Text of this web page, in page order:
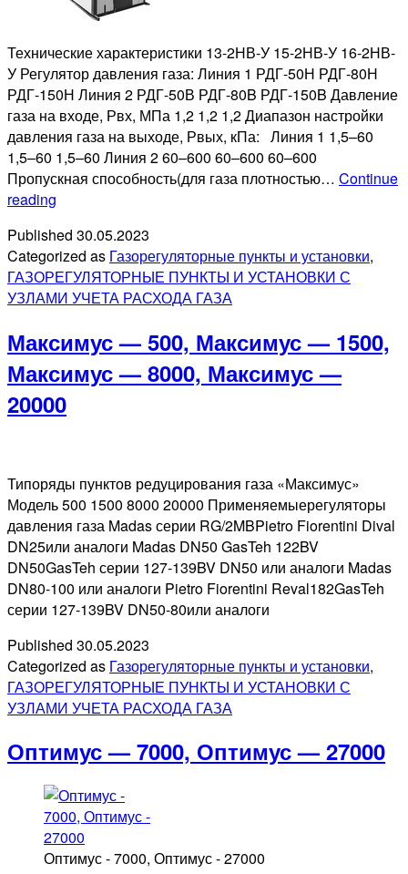
Технические характеристики 13-2НВ-У 15-2НВ-У 16-2НВ-
У Регулятор давления газа: Линия 1 РДГ-50Н РДГ-80Н
РДГ-150Н Линия 2 РДГ-50В РДГ-80B РДГ-150B Давление
газа на входе, Рвх, МПа 1,2 1,2 1,2 Диапазон настройки
давления газа на выходе, Рвых, кПа: Линия 1 1,5–60
1,5–60 1,5–60 Линия 2 60–600 60–600 60–600
Пропускная способность(для газа плотностью… Continue
reading
У1,
ПГБ-15-
2НВ-
У1,
2НВ-
У1
Published 30.05.2023
Categorized as Газорегуляторные пункты и установки,
ГАЗОРЕГУЛЯТОРНЫЕ ПУНКТЫ И УСТАНОВКИ С
УЗЛАМИ УЧЕТА РАСХОДА ГАЗА
Максимус — 500, Максимус — 1500,
Максимус — 8000, Максимус —
20000
Типоряды пунктов редуцирования газа «Максимус»
Модель 500 1500 8000 20000 Применяемыерегуляторы
давления газа Madas серии RG/2MBPietro Fiorentini Dival
DN25или аналоги Madas DN50 GasTeh 122BV
DN50GasTeh серии 127-139BV DN50 или аналоги Madas
DN80-100 или аналоги Pietro Fiorentini Reval182GasTeh
серии 127-139BV DN50-80или аналоги
Published 30.05.2023
Categorized as Газорегуляторные пункты и установки,
ГАЗОРЕГУЛЯТОРНЫЕ ПУНКТЫ И УСТАНОВКИ С
УЗЛАМИ УЧЕТА РАСХОДА ГАЗА
Оптимус — 7000, Оптимус — 27000
Оптимус - 7000, Оптимус - 27000